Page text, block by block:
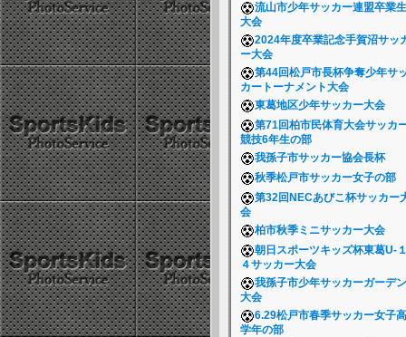
流山市少年サッカー連盟卒業生
大会
2024年度卒業記念手賀沼サッ
ー大会
第44回松戸市長杯争奪少年サ
カートーナメント大会
東葛地区少年サッカー大会
第71回柏市民体育大会サッカ
競技6年生の部
我孫子市サッカー協会長杯
秋季松戸市サッカー女子の部
第32回NECあびこ杯サッカー
会
柏市秋季ミニサッカー大会
朝日スポーツキッズ杯東葛U-１
４サッカー大会
我孫子市少年サッカーガーデン
大会
6.29松戸市春季サッカー女子高
学年の部